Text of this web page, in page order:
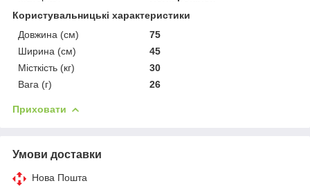
Користувальницькі характеристики
Довжина (см)
75
Ширина (см)
45
Місткість (кг)
30
Вага (г)
26
Приховати
Умови доставки
Нова Пошта